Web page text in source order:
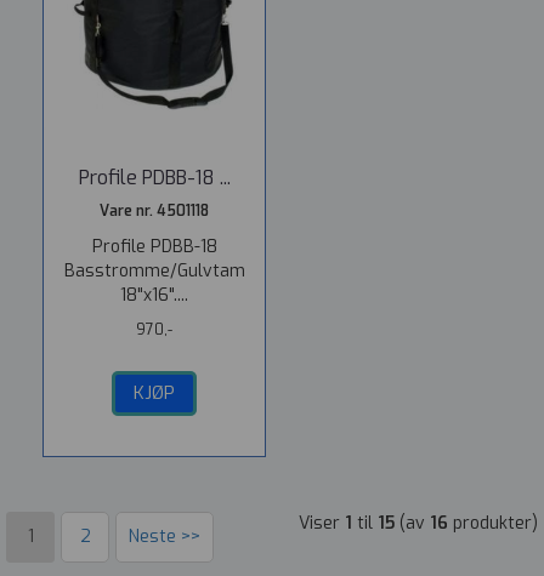
Profile PDBB-18 ...
Vare nr. 4501118
Profile PDBB-18
Basstromme/Gulvtam
18"x16"....
970,-
KJØP
1 2 Neste >>
Viser 1 til 15 (av 16 produkter)